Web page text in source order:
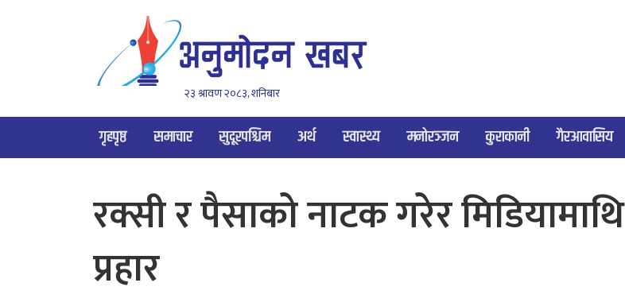
२३ श्रावण २०८३, शनिबार
गृहपृष्ठ समाचार सुदूरपश्चिम अर्थ स्वास्थ्य मनोरञ्जन कुराकानी गैरआवासिय
रक्सी र पैसाको नाटक गरेर मिडियामाथि
प्रहार